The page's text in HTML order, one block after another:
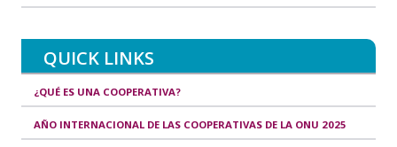
QUICK LINKS
¿QUÉ ES UNA COOPERATIVA?
AÑO INTERNACIONAL DE LAS COOPERATIVAS DE LA ONU 2025